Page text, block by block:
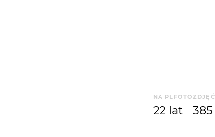
NA PLFOTO
22 lat
ZDJĘĆ
385